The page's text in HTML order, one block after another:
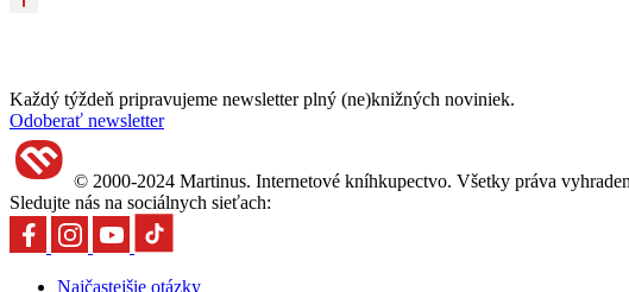
Každý týždeň pripravujeme newsletter plný (ne)knižných noviniek.
Odoberať newsletter
© 2000-2024 Martinus. Internetové kníhkupectvo. Všetky práva
Sledujte nás na sociálnych sieťach:
Najčastejšie otázky